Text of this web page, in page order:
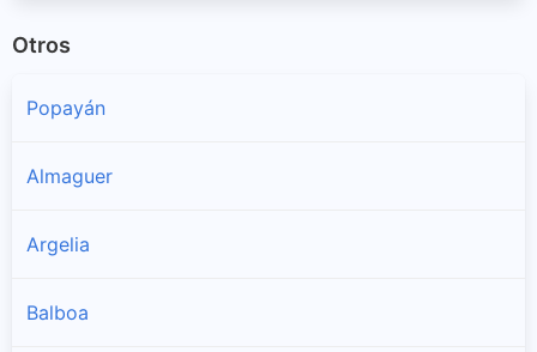
Otros
Popayán
Almaguer
Argelia
Balboa